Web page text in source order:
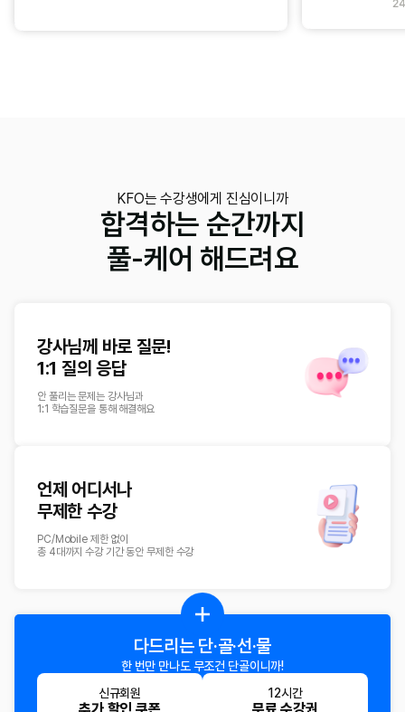
KFO는 수강생에게 진심이니까
합격하는 순간까지
풀-케어 해드려요
강사님께 바로 질문!
1:1 질의 응답
안 풀리는 문제는 강사님과
1:1 학습질문을 통해 해결해요
언제 어디서나
무제한 수강
PC/Mobile 제한 없이
총 4대까지 수강 기간 동안 무제한 수강
다드리는 단·골·선·물
한 번만 만나도무조건 단골이니까!
신규회원
12시간